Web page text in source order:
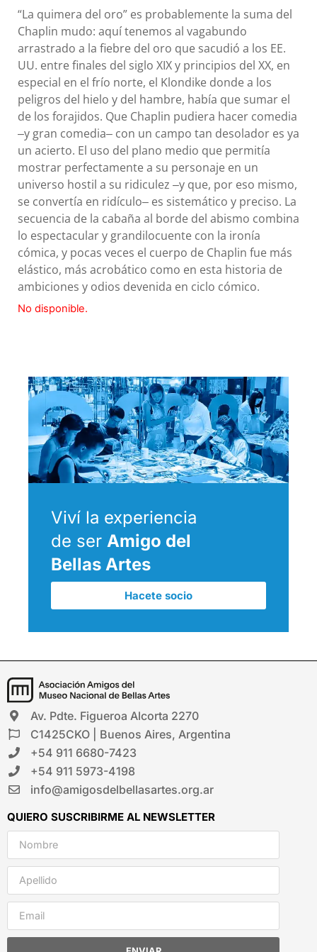
“La quimera del oro” es probablemente la suma del
Chaplin mudo: aquí tenemos al vagabundo
arrastrado a la fiebre del oro que sacudió a los EE.
UU. entre finales del siglo XIX y principios del XX, en
especial en el frío norte, el Klondike donde a los
peligros del hielo y del hambre, había que sumar el
de los forajidos. Que Chaplin pudiera hacer comedia
‒y gran comedia‒ con un campo tan desolador es ya
un acierto. El uso del plano medio que permitía
mostrar perfectamente a su personaje en un
universo hostil a su ridiculez ‒y que, por eso mismo,
se convertía en ridículo‒ es sistemático y preciso. La
secuencia de la cabaña al borde del abismo combina
lo espectacular y grandilocuente con la ironía
cómica, y pocas veces el cuerpo de Chaplin fue más
elástico, más acrobático como en esta historia de
ambiciones y odios devenida en ciclo cómico.
No disponible.
Viví la experiencia
de ser Amigo del
Bellas Artes
Hacete socio
Av. Pdte. Figueroa Alcorta 2270
C1425CKO | Buenos Aires, Argentina
+54 911 6680-7423
+54 911 5973-4198
info@amigosdelbellasartes.org.ar
QUIERO SUSCRIBIRME AL NEWSLETTER